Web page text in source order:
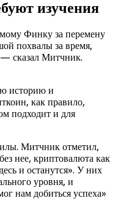
изучения
Финку за перемену
похвалы за время,
— сказал Митчник.
историю и
как правило,
подходит и для
Митчник отметил,
нее, криптовалюта как
и останутся». У них
уровня, и
нам добиться успеха»